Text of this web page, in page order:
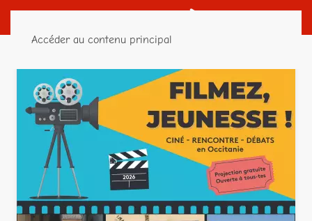
Accéder au contenu principal